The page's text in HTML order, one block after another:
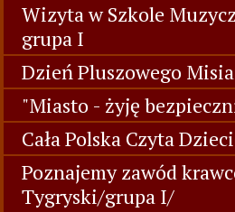
Wizyta w Szkole
grupa I
Dzień Pluszowego Misia
"Miasto - żyję
Cała Polska Czyta
Poznajemy zawód
Tygryski/grupa I/